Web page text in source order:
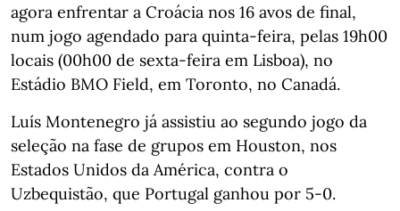
agora enfrentar a Croácia nos 16 avos de final,
num jogo agendado para quinta-feira, pelas 19h00
locais (00h00 de sexta-feira em Lisboa), no
Estádio BMO Field, em Toronto, no Canadá.
Luís Montenegro já assistiu ao segundo jogo da
seleção na fase de grupos em Houston, nos
Estados Unidos da América, contra o
Uzbequistão, que Portugal ganhou por 5-0.